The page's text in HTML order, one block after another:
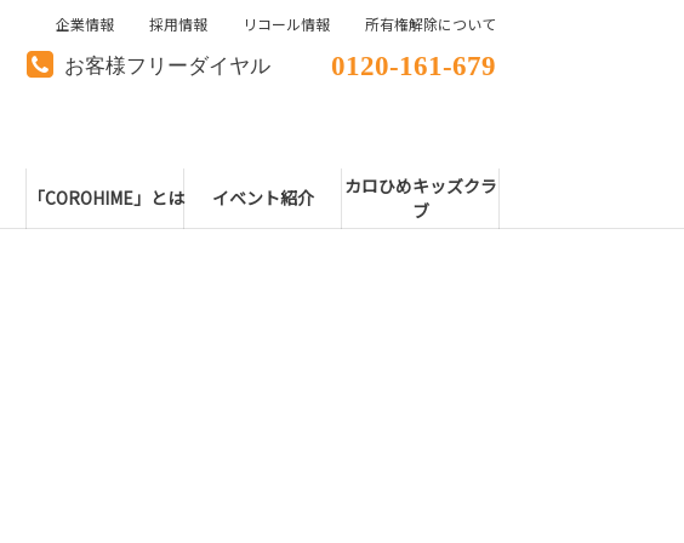
お客様フリーダイヤル 0120-161-679
「COROHIME」とは イベント紹介
カロひめキッズクラ
ブ
企業情報 採用情報 リコール情報 所有権解除について